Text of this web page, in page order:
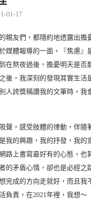
01-17
親友們，都隱約地透露出擔
媒體報導的一面，『焦慮』
在熬夜過後，擔憂明天是
後，我深刻的發現其實生活
人誇獎稱讚我的文筆時，我
聲，感受肢體的律動，伴隨
我的興趣，我的抒發，我的
路上書寫最好有的心態，也
矛盾心情，卻也是必經之
完成的方向走就好，而且我
負責，在2021年裡，我想～